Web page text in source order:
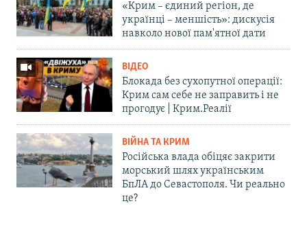
«Крим – єдиний регіон, де
українці – меншість»: дискусія
навколо нової пам'ятної дати
ВІДЕО
Блокада без сухопутної операції:
Крим сам себе не заправить і не
прогодує | Крим.Реалії
ВІЙНА ТА КРИМ
Російська влада обіцяє закрити
морський шлях українським
БпЛА до Севастополя. Чи реально
це?